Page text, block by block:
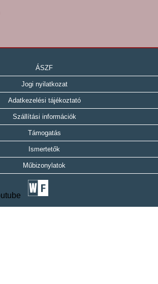
ÁSZF
Jogi nyilatkozat
Adatkezelési tájékoztató
Szállítási információk
Támogatás
Ismertetők
Műbizonylatok